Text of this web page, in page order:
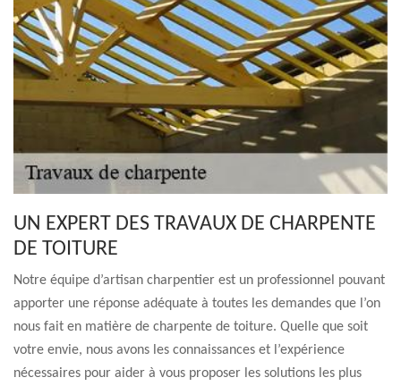
UN EXPERT DES TRAVAUX DE CHARPENTE
DE TOITURE
Notre équipe d’artisan charpentier est un professionnel pouvant
apporter une réponse adéquate à toutes les demandes que l’on
nous fait en matière de charpente de toiture. Quelle que soit
votre envie, nous avons les connaissances et l’expérience
nécessaires pour aider à vous proposer les solutions les plus